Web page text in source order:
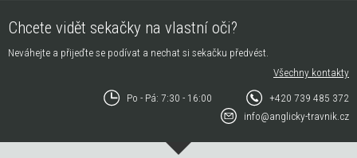
Chcete vidět sekačky na vlastní oči?
Neváhejte a přijeďte se podívat a nechat si sekačku předvést.
Všechny kontakty
Po - Pá: 7:30 - 16:00
+420 739 485 372
info@anglicky-travnik.cz